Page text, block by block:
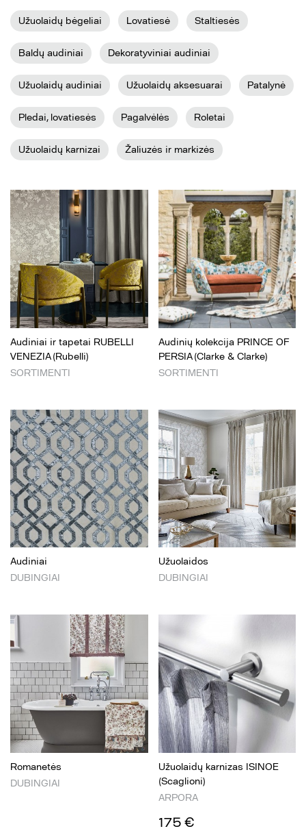
Užuolaidų bėgeliai Lovatiesė Staltiesės
Baldų audiniai Dekoratyviniai audiniai
Užuolaidų audiniai Užuolaidų aksesuarai Patalynė
Pledai, lovatiesės Pagalvėlės Roletai
Užuolaidų karnizai Žaliuzės ir markizės
Audiniai ir tapetai RUBELLI
VENEZIA (Rubelli)
SORTIMENTI
Audinių kolekcija PRINCE OF
PERSIA (Clarke & Clarke)
SORTIMENTI
Audiniai
DUBINGIAI
Užuolaidos
DUBINGIAI
Romanetės
DUBINGIAI
Užuolaidų karnizas ISINOE
(Scaglioni)
ARPORA
175 €